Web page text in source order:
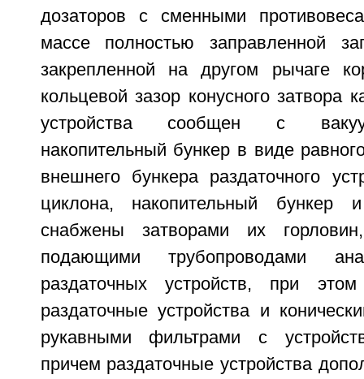
дозаторов с сменными
массе полностью заправленной
закрепленной на другом рычаге
кольцевой зазор конусного затвора
устройства сообщен с
накопительный бункер в виде
внешнего бункера раздаточного
циклона, накопительный бункер
снабжены затворами их
подающими трубопроводами
раздаточных устройств, при этом
раздаточные устройства и
рукавными фильтрами с
причем раздаточные устройства